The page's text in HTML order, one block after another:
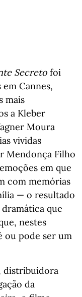
Secreto foi
Cannes,
mais
a Kleber
Moura
vividas
Mendonça Filho
em que
com memórias
— o resultado
que
nestes
ou pode ser um
distribuidora
da